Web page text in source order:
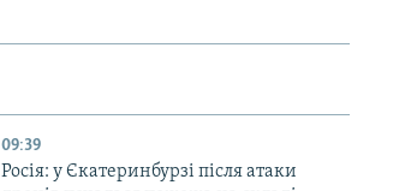
09:39
Росія: у Єкатеринбурзі після атаки